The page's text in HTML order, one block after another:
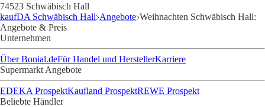
74523 Schwäbisch Hall
kaufDA Schwäbisch Hall Angebote Weihnachten Schwäbisch Hall:
Angebote & Preis
Unternehmen
Über Bonial.deFür Handel und HerstellerKarriere
Supermarkt Angebote
EDEKA ProspektKaufland ProspektREWE Prospekt
Beliebte Händler